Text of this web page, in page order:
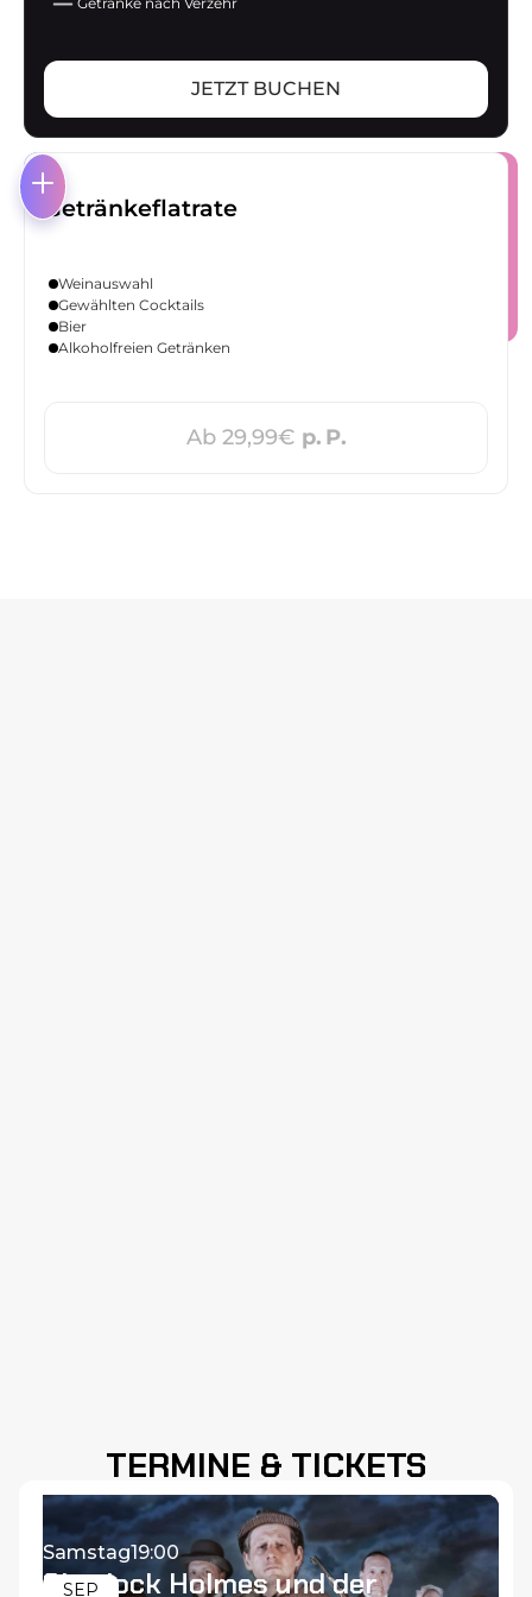
JETZT BUCHEN
Getränkeflatrate
Weinauswahl
Gewählten Cocktails
Bier
Alkoholfreien Getränken
Ab 29,99€ p. P.
TERMINE & TICKETS
SEP
Samstag19:00
Sherlock Holmes und der